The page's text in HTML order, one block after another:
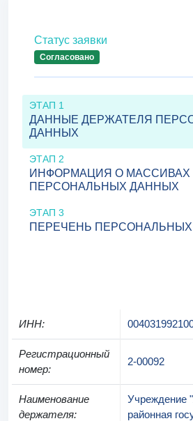
Статус заявки
Согласовано
ЭТАП 1
ДАННЫЕ ДЕРЖАТЕЛЯ
ДАННЫХ
ЭТАП 2
ИНФОРМАЦИЯ О МАССИВАХ
ПЕРСОНАЛЬНЫХ ДАННЫХ
ЭТАП 3
ПЕРЕЧЕНЬ
ИНН:
Регистрационный
номер:
2-00092
Наименование
держателя:
Учреждение
районная